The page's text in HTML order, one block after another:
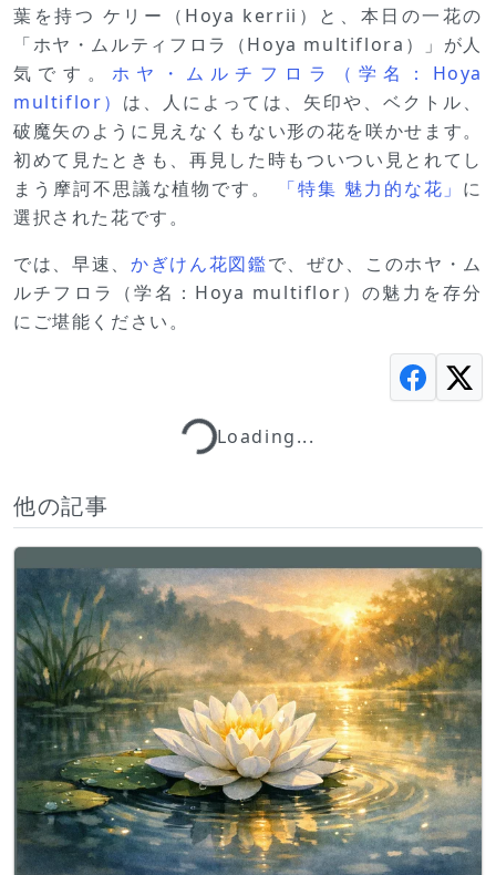
葉を持つ ケリー（Hoya kerrii）と、本日の一花の
「ホヤ・ムルティフロラ（Hoya multiflora）」が人
気です。ホヤ・ムルチフロラ（学名：Hoya
multiflor） は、人によっては、矢印や、ベクトル、
破魔矢のように見えなくもない形の花を咲かせます。
初めて見たときも、再見した時もついつい見とれてし
まう摩訶不思議な植物です。
「特集 魅力的な花」 に
選択された花です。
では、早速、かぎけん花図鑑で、ぜひ、このホヤ・ム
ルチフロラ（学名：Hoya multiflor）の魅力を存分
にご堪能ください。
Loading...Loading...
他の記事